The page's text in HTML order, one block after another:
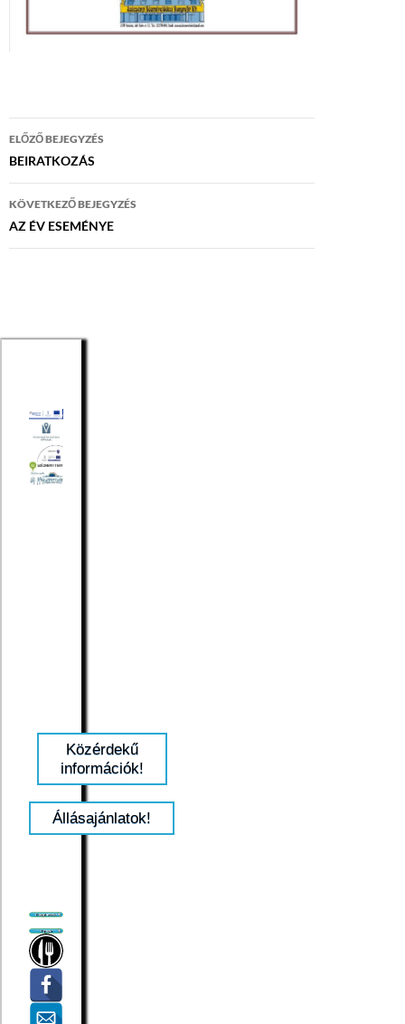
Bejegyzés
navigáció
ELŐZŐ BEJEGYZÉS
BEIRATKOZÁS
KÖVETKEZŐ BEJEGYZÉS
AZ ÉV ESEMÉNYE
Közérdekű
információk!
Állásajánlatok!